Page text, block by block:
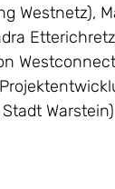
Westnetz),
Warstein)